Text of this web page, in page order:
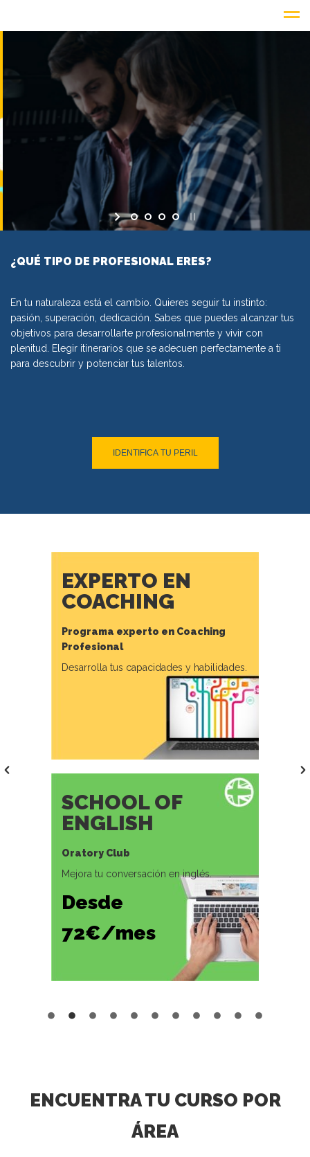
ESTÁ EL CAMBIO
EN TU NATURALEZA
CURSOS PARA OCUPADOS CURSOS PARA DESEMPLEADOS
¿QUÉ TIPO DE PROFESIONAL ERES?
En tu naturaleza está el cambio. Quieres seguir tu instinto:
pasión, superación, dedicación. Sabes que puedes alcanzar tus
objetivos para desarrollarte profesionalmente y vivir con
plenitud. Elegir itinerarios que se adecuen perfectamente a ti
para descubrir y potenciar tus talentos.
IDENTIFICA TU PERIL
EXPERTO EN
COACHING
Programa experto en Coaching
Profesional
Desarrolla tus capacidades y habilidades.
SCHOOL OF
ENGLISH
Oratory Club
Mejora tu conversación en inglés.
Desde
72€/mes
ENCUENTRA TU CURSO POR
ÁREA